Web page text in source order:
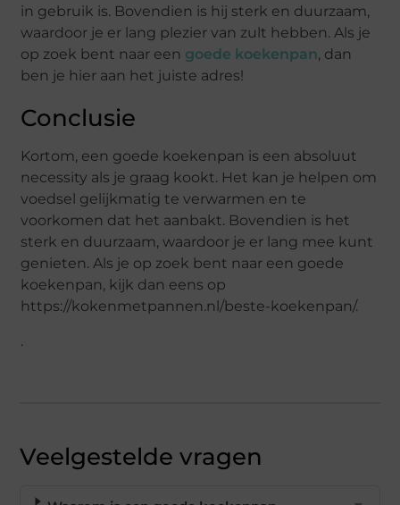
in gebruik is. Bovendien is hij sterk en duurzaam,
waardoor je er lang plezier van zult hebben. Als je
op zoek bent naar een goede koekenpan, dan
ben je hier aan het juiste adres!
Conclusie
Kortom, een goede koekenpan is een absoluut
necessity als je graag kookt. Het kan je helpen om
voedsel gelijkmatig te verwarmen en te
voorkomen dat het aanbakt. Bovendien is het
sterk en duurzaam, waardoor je er lang mee kunt
genieten. Als je op zoek bent naar een goede
koekenpan, kijk dan eens op
https://kokenmetpannen.nl/beste-koekenpan/.
.
Veelgestelde vragen